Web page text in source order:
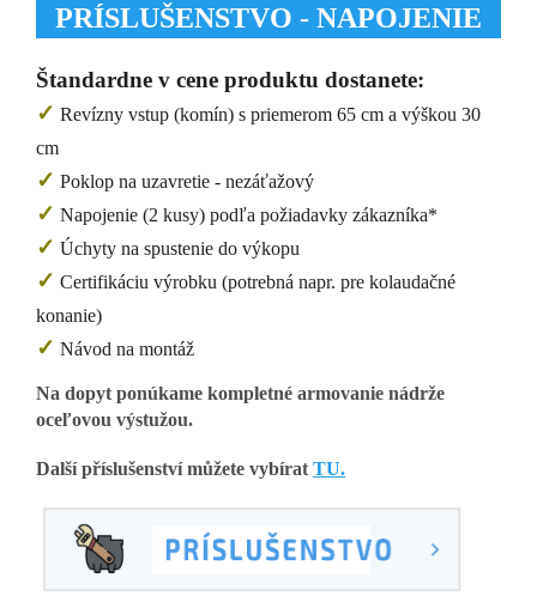
PRÍSLUŠENSTVO - NAPOJENIE
Štandardne v cene produktu dostanete:
✓ Revízny vstup (komín) s priemerom 65 cm a výškou 30
cm
✓ Poklop na uzavretie - nezáťažový
✓ Napojenie (2 kusy) podľa požiadavky zákazníka*
✓ Úchyty na spustenie do výkopu
✓ Certifikáciu výrobku (potrebná napr. pre kolaudačné
konanie)
✓ Návod na montáž
Na dopyt ponúkame kompletné armovanie nádrže
oceľovou výstužou.
Další příslušenství můžete vybírat TU.